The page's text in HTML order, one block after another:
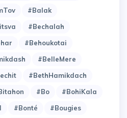
#Balak
#Bechalah
#Behoukotai
#BelleMere
#BethHamikdach
#Bo
#BohiKala
#Bonté
#Bougies